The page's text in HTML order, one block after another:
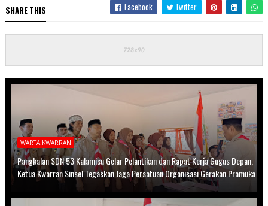
SHARE THIS Facebook Twitter
WARTA KWARRAN
Pangkalan SDN 53 Kalamisu Gelar Pelantikan dan Rapat Kerja Gugus Depan,
Ketua Kwarran Sinsel Tegaskan Jaga Persatuan Organisasi Gerakan Pramuka